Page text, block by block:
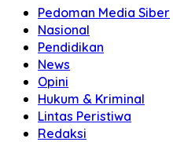
Pedoman Media Siber
Nasional
Pendidikan
News
Opini
Hukum & Kriminal
Lintas Peristiwa
Redaksi